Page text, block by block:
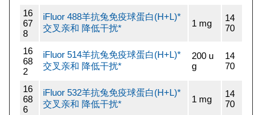
16
67
8
iFluor 488羊抗兔免疫球蛋白(H+L)*
交叉亲和 降低干扰*
1 mg
14
70
16
68
2
iFluor 514羊抗兔免疫球蛋白(H+L)*
交叉亲和 降低干扰*
200 u
g
14
70
16
68
6
iFluor 532羊抗兔免疫球蛋白(H+L)*
交叉亲和 降低干扰*
1 mg
14
70